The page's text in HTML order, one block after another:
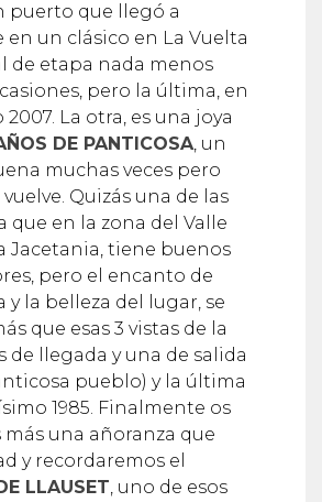
puerto que llegó a
en un clásico en La Vuelta
de etapa nada menos
pero la última, en
2007. La otra, es una joya
DE PANTICOSA, un
muchas veces pero
Quizás una de las
que en la zona del Valle
Jacetania, tiene buenos
pero el encanto de
y la belleza del lugar, se
que esas 3 vistas de la
de llegada y una de salida
pueblo) y la última
1985. Finalmente os
más una añoranza que
y recordaremos el
LLAUSET, uno de esos